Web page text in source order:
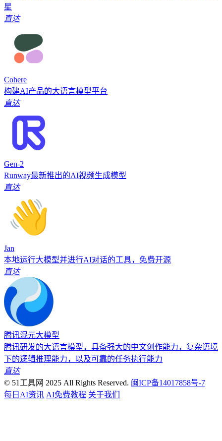
星
直达
Cohere
构建AI产品的大语言模型平台
直达
Gen-2
Runway最新推出的AI视频生成模型
直达
Jan
本地运行大模型并进行AI对话的工具，免费开源
直达
腾讯混元大模型
腾讯研发的大语言模型，具备强大的中文创作能力，复杂语境
下的逻辑推理能力，以及可靠的任务执行能力
直达
© 51工具网 2025 All Rights Reserved. 闽ICP备14017858号-7
每日AI资讯 AI免费教程 关于我们